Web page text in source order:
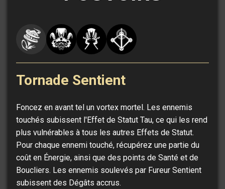
Tornade Sentient
Foncez en avant tel un vortex mortel. Les ennemis
touchés subissent l'Effet de Statut Tau, ce qui les rend
plus vulnérables à tous les autres Effets de Statut.
Pour chaque ennemi touché, récupérez une partie du
coût en Énergie, ainsi que des points de Santé et de
Boucliers. Les ennemis soulevés par Fureur Sentient
subissent des Dégâts accrus.